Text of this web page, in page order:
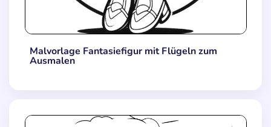
Malvorlage Fantasiefigur mit Flügeln zum
Ausmalen